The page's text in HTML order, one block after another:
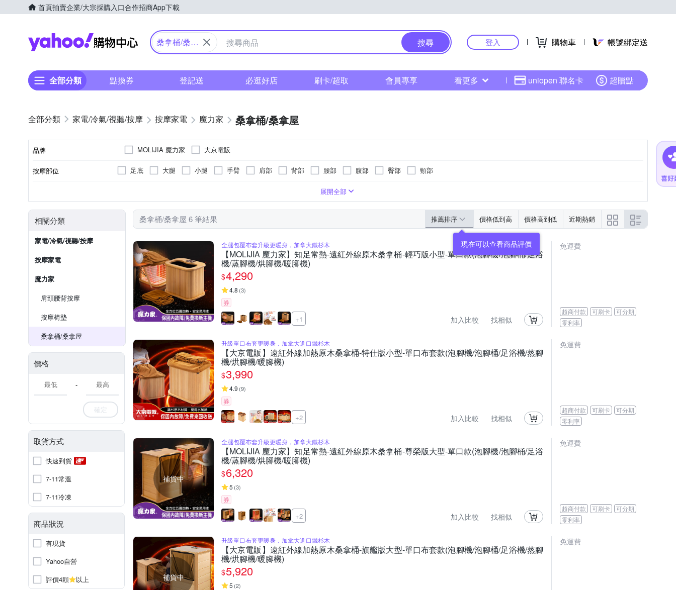
首頁拍賣企業/大宗採購入口合作招商App下載
Yahoo購物中心
桑拿桶/桑拿
搜尋 登入 購物車 帳號綁定送
全部分類 點換券 登記送 必逛好店 刷卡/超取 會員專享 看更多 uniopen 聯名卡 超贈點
家電/冷氣/視聽/按摩 按摩家電 魔力家 桑拿桶/桑拿屋
品牌 MOLIJIA 魔力家 大京電販
按摩部位 足底 大腿 小腿 手臂 肩部 背部 腰部 腹部 臀部 頸部
微電腦式控制面板
展開全部
相關分類
家電/冷氣/視聽/按摩
按摩家電
魔力家
肩頸腰背按摩
按摩椅墊
桑拿桶/桑拿屋
價格
-
確定
取貨方式
快速到貨
7-11常溫
7-11冷凍
商品狀況
有現貨
Yahoo自營
評價4顆
以上
桑拿桶/桑拿屋 6 筆結果 推薦排序 價格低到高 價格高到低 近期熱銷
現在可以查看商品評價
全腿包覆布套升級更暖身，加拿大鐵杉木
【MOLIJIA 魔力家】知足常熱-遠紅外線原木桑拿桶-輕巧版小型-單口款(泡腳機/泡腳桶/足浴
機/蒸腳機/烘腳機/暖腳機)
$4,290
4.8 (3)
券
+1 加入比較 找相似
免運費
超商付款 可刷卡
可分期
零利率
升級單口布套更暖身，加拿大進口鐵杉木
【大京電販】遠紅外線加熱原木桑拿桶-特仕版小型-單口布套款(泡腳機/泡腳桶/足浴機/蒸腳
機/烘腳機/暖腳機)
$3,990
4.9 (9)
券
+2 加入比較 找相似
免運費
超商付款 可刷卡
可分期
零利率
補貨中
全腿包覆布套升級更暖身，加拿大鐵杉木
【MOLIJIA 魔力家】知足常熱-遠紅外線原木桑拿桶-尊榮版大型-單口款(泡腳機/泡腳桶/足浴
機/蒸腳機/烘腳機/暖腳機)
$6,320
5 (3)
券
+2 加入比較 找相似
免運費
超商付款 可刷卡
可分期
零利率
補貨中
升級單口布套更暖身，加拿大進口鐵杉木
【大京電販】遠紅外線加熱原木桑拿桶-旗艦版大型-單口布套款(泡腳機/泡腳桶/足浴機/蒸腳
機/烘腳機/暖腳機)
$5,920
5 (2)
免運費